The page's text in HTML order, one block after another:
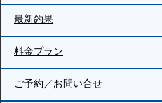
最新釣果
料金プラン
ご予約／お問い合せ